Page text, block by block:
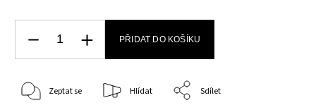
PŘIDAT DO KOŠÍKU
Zeptat se Hlídat Sdílet